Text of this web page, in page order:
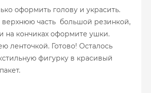
оформить голову и украсить.
верхнюю часть большой резинкой,
на кончиках оформите ушки.
ленточкой. Готово! Осталось
фигурку в красивый